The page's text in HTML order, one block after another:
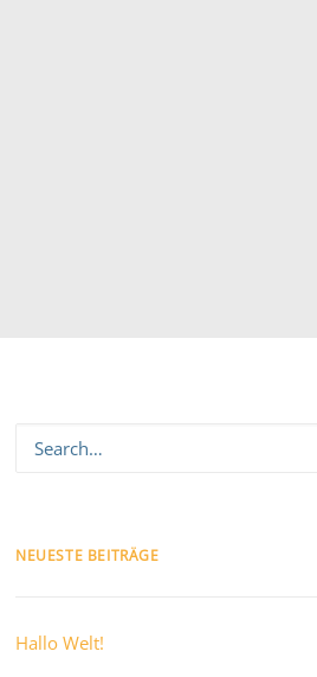
NEUESTE BEITRÄGE
Hallo Welt!